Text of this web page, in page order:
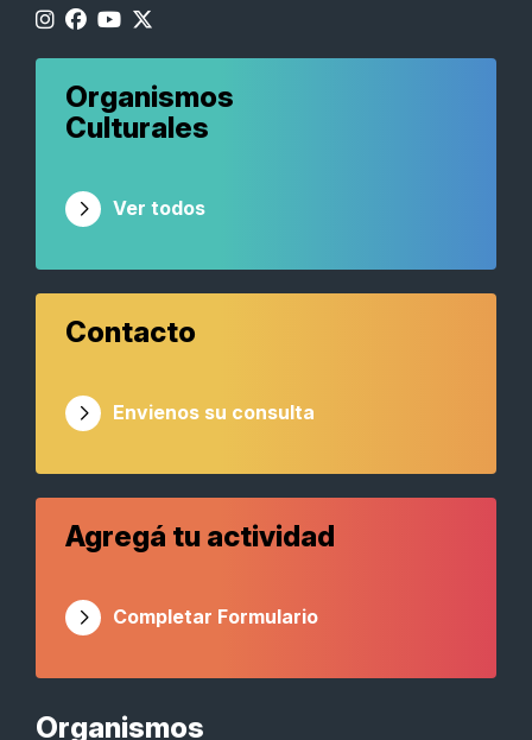
Organismos
Organismos
Culturales
Ver todos
Contacto
Envienos su consulta
Agregá tu actividad
Completar Formulario